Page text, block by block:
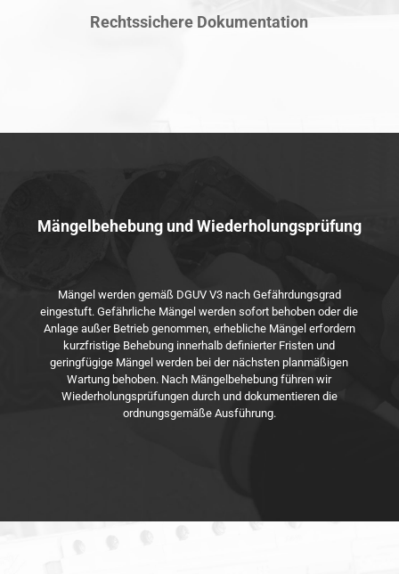
Rechtssichere Dokumentation
Mängelbehebung und Wiederholungsprüfung
Mängel werden gemäß DGUV V3 nach Gefährdungsgrad
eingestuft. Gefährliche Mängel werden sofort behoben oder die
Anlage außer Betrieb genommen, erhebliche Mängel erfordern
kurzfristige Behebung innerhalb definierter Fristen und
geringfügige Mängel werden bei der nächsten planmäßigen
Wartung behoben. Nach Mängelbehebung führen wir
Wiederholungsprüfungen durch und dokumentieren die
ordnungsgemäße Ausführung.